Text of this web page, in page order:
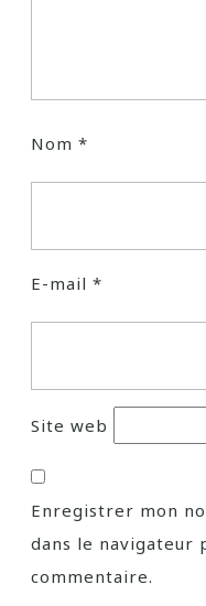
Nom *
E-mail *
Site web
Enregistrer mon
dans le navigateur
commentaire.